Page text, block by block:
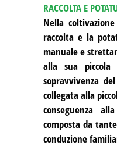
RACCOLTA E
Nella
raccolta e la
manuale e
alla sua piccola
sopravvivenza
collegata alla
conseguenza
composta da
conduzione